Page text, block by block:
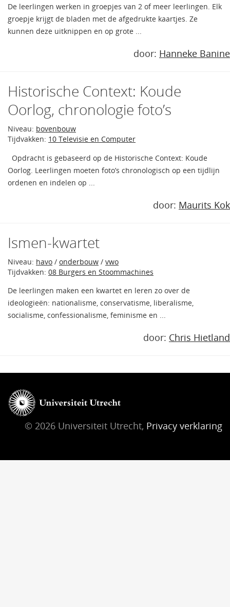
De leerlingen werken in groepjes van 2 of meer leerlingen. Elk
groepje krijgt de bladen met de afgedrukte kaartjes. Ze
kunnen deze uitknippen en op grote ...
door: Hanneke Banine
Historische Context: Koude
Oorlog, chronologie foto’s
Niveau: bovenbouw
Tijdvakken: 10 Televisie en Computer
Opdracht is gebaseerd op de Historische Context: Koude
Oorlog. Leerlingen moeten foto’s chronologisch op een tijdlijn
ordenen en indelen op ...
door: Maurits Kok
Ismen-kwartet
Niveau: havo / onderbouw / vwo
Tijdvakken: 08 Burgers en Stoommachines
De leerlingen maken een kwartet en leren zo over de
ideologieën: nationalisme, conservatisme, liberalisme,
socialisme, confessionalisme, feminisme en ...
door: Chris Hietland
© 2026 Universiteit Utrecht, Privacy verklaring